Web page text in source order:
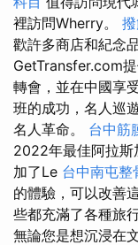
裡訪問Wherry。
歡許多商店和紀念
GetTransfer.com
轉會，並在中國享
班的成功，名人巡
名人革命。 台中筋
2022年最佳阿拉斯
加了Le 台中南屯整
的體驗，可以改善
些都充滿了各種旅
無論您是想沉浸在